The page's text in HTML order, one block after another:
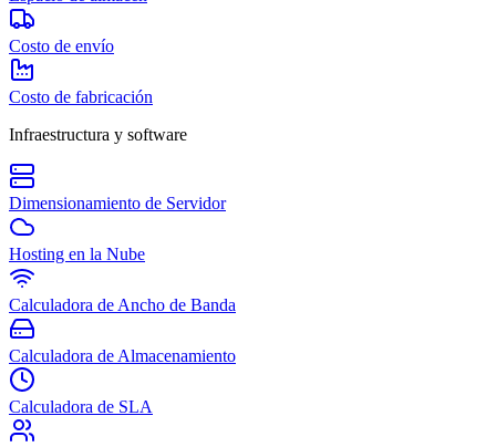
Costo de envío
Costo de fabricación
Infraestructura y software
Dimensionamiento de Servidor
Hosting en la Nube
Calculadora de Ancho de Banda
Calculadora de Almacenamiento
Calculadora de SLA